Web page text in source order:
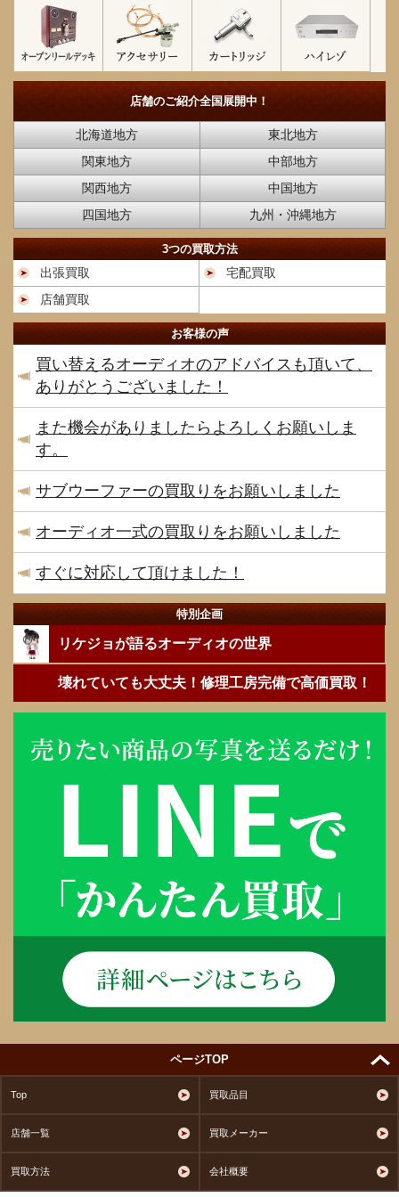
店舗のご紹介全国展開中！
北海道地方
東北地方
関東地方
中部地方
関西地方
中国地方
四国地方
九州・沖縄地方
3つの買取方法
出張買取
宅配買取
店舗買取
お客様の声
買い替えるオーディオのアドバイスも頂いて、
ありがとうございました！
また機会がありましたらよろしくお願いしま
す。
サブウーファーの買取りをお願いしました
オーディオ一式の買取りをお願いしました
すぐに対応して頂けました！
特別企画
リケジョが語るオーディオの世界
壊れていても大丈夫！修理工房完備で高価買取！
ページTOP
Top 買取品目
店舗一覧 買取メーカー
買取方法 会社概要